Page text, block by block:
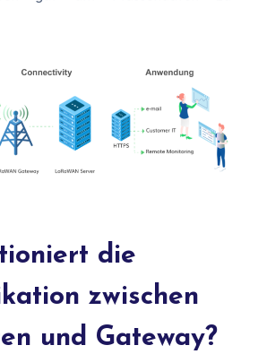
die
zwischen
und Gateway?